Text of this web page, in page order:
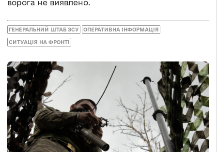
ворога не виявлено.
ГЕНЕРАЛЬНИЙ ШТАБ ЗСУ ОПЕРАТИВНА ІНФОРМАЦІЯ
СИТУАЦІЯ НА ФРОНТІ